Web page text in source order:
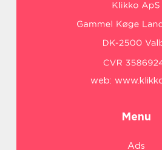
web:
Menu
Ads